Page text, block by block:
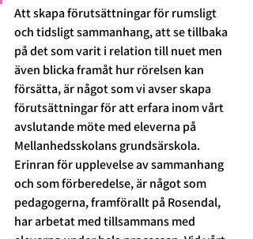
Att skapa förutsättningar för rumsligt
och tidsligt sammanhang, att se tillbaka
på det som varit i relation till nuet men
även blicka framåt hur rörelsen kan
försätta, är något som vi avser skapa
förutsättningar för att erfara inom vårt
avslutande möte med eleverna på
Mellanhedsskolans grundsärskola.
Erinran för upplevelse av sammanhang
och som förberedelse, är något som
pedagogerna, framförallt på Rosendal,
har arbetat med tillsammans med